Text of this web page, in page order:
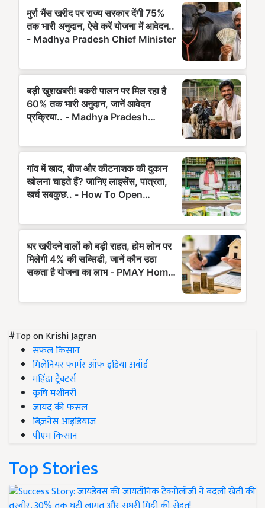
#Top on Krishi Jagran
सफल किसान
मिलेनियर फार्मर ऑफ इंडिया अवॉर्ड
महिंद्रा ट्रैक्टर्स
कृषि मशीनरी
जायद की फसल
बिज़नेस आइडियाज
पीएम किसान
Top Stories